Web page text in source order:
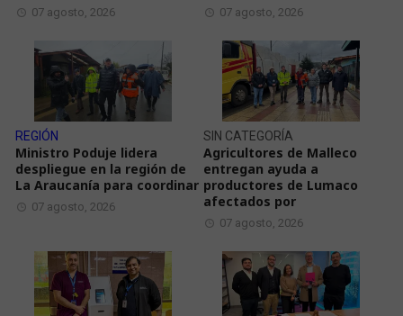
07 agosto, 2026 07 agosto, 2026
REGIÓN
Ministro Poduje lidera
despliegue en la región de
La Araucanía para coordinar
07 agosto, 2026
SIN CATEGORÍA
Agricultores de Malleco
entregan ayuda a
productores de Lumaco
afectados por
07 agosto, 2026